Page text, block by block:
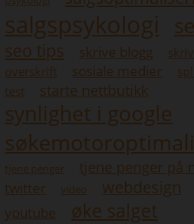
salgspsykologi
seo tips skrive blogg
overskrift
sosiale medier
test
starte nettbutikk
synlighet i google
tjene penger tjene penger på
twitter video webdesign
youtube øke salget